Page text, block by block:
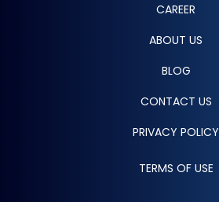
CAREER
ABOUT US
BLOG
CONTACT US
PRIVACY POLICY
TERMS OF USE